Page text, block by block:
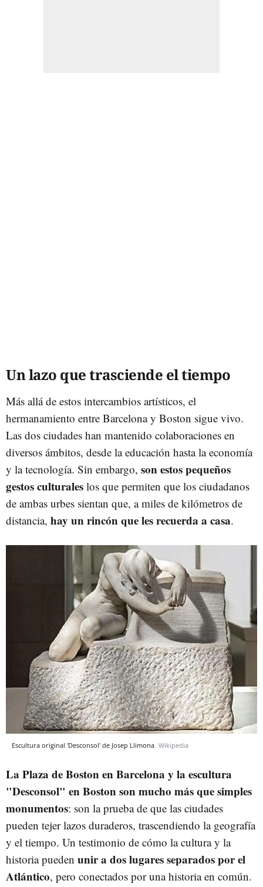
Un lazo que trasciende el tiempo
Más allá de estos intercambios artísticos, el
hermanamiento entre Barcelona y Boston sigue vivo.
Las dos ciudades han mantenido colaboraciones en
diversos ámbitos, desde la educación hasta la economía
y la tecnología. Sin embargo, son estos pequeños
gestos culturales los que permiten que los ciudadanos
de ambas urbes sientan que, a miles de kilómetros de
distancia, hay un rincón que les recuerda a casa.
Escultura original 'Desconsol' de Josep Llimona Wikipedia
La Plaza de Boston en Barcelona y la escultura
"Desconsol" en Boston son mucho más que simples
monumentos: son la prueba de que las ciudades
pueden tejer lazos duraderos, trascendiendo la geografía
y el tiempo. Un testimonio de cómo la cultura y la
historia pueden unir a dos lugares separados por el
Atlántico, pero conectados por una historia en común.